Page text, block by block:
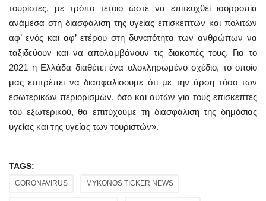
τουρίστες, με τρόπο τέτοιο ώστε να επιτευχθεί ισορροπία
ανάμεσα στη διασφάλιση της υγείας επισκεπτών και πολιτών
αφ’ ενός και αφ’ ετέρου στη δυνατότητα των ανθρώπων να
ταξιδεύουν και να απολαμβάνουν τις διακοπές τους. Για το
2021 η Ελλάδα διαθέτει ένα ολοκληρωμένο σχέδιο, το οποίο
μας επιτρέπει να διασφαλίσουμε ότι με την άρση τόσο των
εσωτερικών περιορισμών, όσο και αυτών για τους επισκέπτες
του εξωτερικού, θα επιτύχουμε τη διασφάλιση της δημόσιας
υγείας και της υγείας των τουριστών».
TAGS:
CORONAVIRUS MYKONOS TICKER NEWS